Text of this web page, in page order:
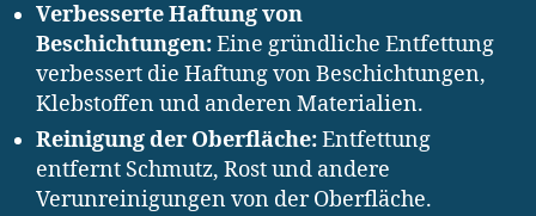
Verbesserte Haftung von
Beschichtungen:Eine gründliche Entfettung
verbessert die Haftung von Beschichtungen,
Klebstoffen und anderen Materialien.
Reinigung der Oberfläche:Entfettung
entfernt Schmutz, Rost und andere
Verunreinigungen von der Oberfläche.